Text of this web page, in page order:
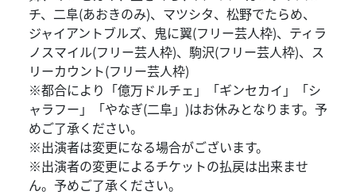
チ、二阜(あおきのみ)、マツシタ、松野でたらめ、
ジャイアントブルズ、鬼に翼(フリー芸人枠)、ティラ
ノスマイル(フリー芸人枠)、駒沢(フリー芸人枠)、ス
リーカウント(フリー芸人枠)
※都合により「億万ドルチェ」「ギンセカイ」「シ
ャラフー」「やなぎ(二阜」)はお休みとなります。予
めご了承ください。
※出演者は変更になる場合がございます。
※出演者の変更によるチケットの払戻は出来ませ
ん。予めご了承ください。